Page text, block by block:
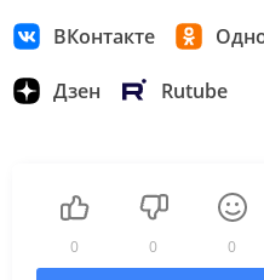
ВКонтакте
Дзен Rutube
0 0 0